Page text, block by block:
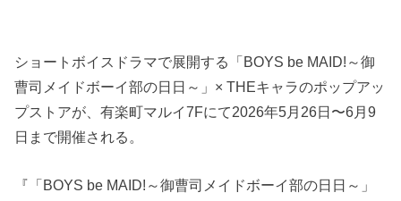
ショートボイスドラマで展開する「BOYS be MAID!～御
曹司メイドボーイ部の日日～」× THEキャラのポップアッ
プストアが、有楽町マルイ7Fにて2026年5月26日〜6月9
日まで開催される。
『「BOYS be MAID!～御曹司メイドボーイ部の日日～」